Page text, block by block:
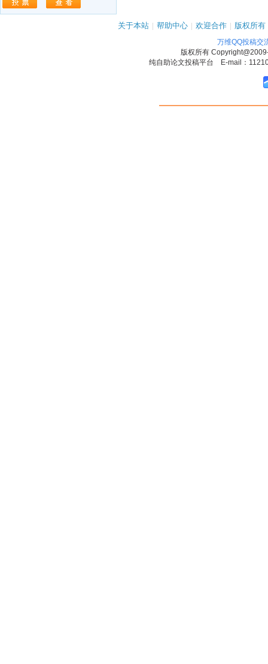
关于本站 | 帮助中心 | 欢迎合作 | 版权所有
万维QQ投稿交
版权所有
纯自助论文投稿平台 E-mail：